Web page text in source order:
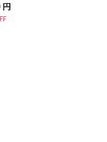
円